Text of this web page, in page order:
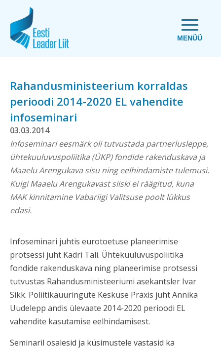
MENÜÜ
Rahandusministeerium korraldas
perioodi 2014-2020 EL vahendite
infoseminari
03.03.2014
Infoseminari eesmärk oli tutvustada partnerlusleppe,
ühtekuuluvuspoliitika (ÜKP) fondide rakenduskava ja
Maaelu Arengukava sisu ning eelhindamiste tulemusi.
Kuigi Maaelu Arengukavast siiski ei räägitud, kuna
MAK kinnitamine Vabariigi Valitsuse poolt lükkus
edasi.
Infoseminari juhtis eurotoetuse planeerimise
protsessi juht Kadri Tali. Ühtekuuluvuspoliitika
fondide rakenduskava ning planeerimise protsessi
tutvustas Rahandusministeeriumi asekantsler Ivar
Sikk. Poliitikauuringute Keskuse Praxis juhtAnnika
Uudelepp andis ülevaate 2014-2020 perioodi EL
vahendite kasutamise eelhindamisest.
Seminaril osalesid ja küsimustele vastasid ka